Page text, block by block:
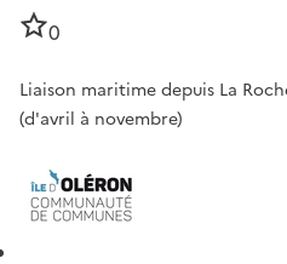
0
Liaison maritime depuis La
(d'avril à novembre)